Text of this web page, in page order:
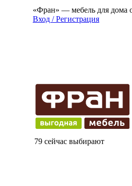
«Фран» — мебель для дома
Вход / Регистрация
79 сейчас выбирают